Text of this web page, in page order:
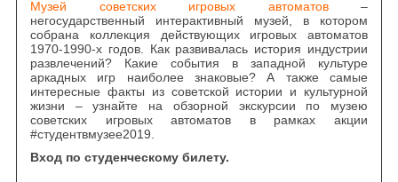
Музей советских игровых автоматов–
негосударственный интерактивный музей, в котором
собрана коллекция действующих игровых автоматов
1970-1990-х годов. Как развивалась история индустрии
развлечений? Какие события в западной культуре
аркадных игр наиболее знаковые? А также самые
интересные факты из советской истории и культурной
жизни – узнайте на обзорной экскурсии по музею
советских игровых автоматов в рамках акции
#студентвмузее2019.
Вход по студенческому билету.